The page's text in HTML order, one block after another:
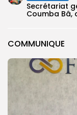
COMMUNIQUE
Secrétariat
Coumba Bâ,